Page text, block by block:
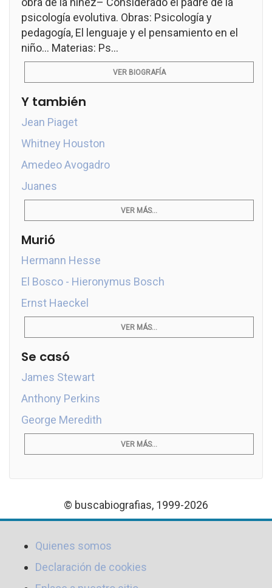
psicología evolutiva. Obras: Psicología y
pedagogía, El lenguaje y el pensamiento en el
niño... Materias: Ps...
VER BIOGRAFÍA
Y también
Jean Piaget
Whitney Houston
Amedeo Avogadro
Juanes
VER MÁS...
Murió
Hermann Hesse
El Bosco - Hieronymus Bosch
Ernst Haeckel
VER MÁS...
Se casó
James Stewart
Anthony Perkins
George Meredith
VER MÁS...
© buscabiografias, 1999-2026
Quienes somos
Declaración de cookies